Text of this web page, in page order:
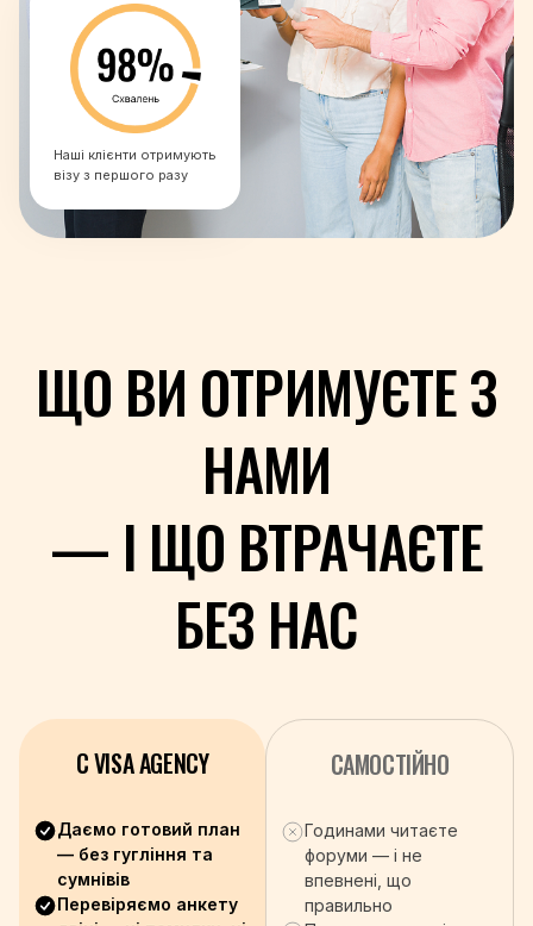
+1-869
+1-784
+685
+378
+239
+966
+221
+386
+677
+886
+255
+670
+228
+676
+1-868
Наші клієнти отримують
візу з першого разу
ЩО ВИ ОТРИМУЄТЕ З
НАМИ
— І ЩО ВТРАЧАЄТЕ
БЕЗ НАС
C VISA AGENCY
Даємо готовий план
— без гугління та
сумнівів
Перевіряємо анкету
САМОСТІЙНО
Годинами читаєте
форуми — і не
впевнені, що
правильно